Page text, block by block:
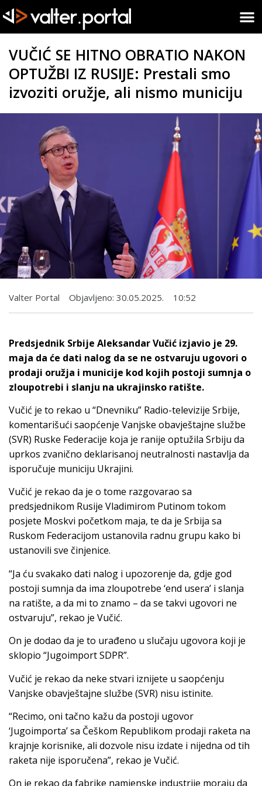
VUČIĆ SE HITNO OBRATIO NAKON
OPTUŽBI IZ RUSIJE: Prestali smo
izvoziti oružje, ali nismo municiju
Valter Portal Objavljeno: 30.05.2025. 10:52
Predsjednik Srbije Aleksandar Vučić izjavio je 29.
maja da će dati nalog da se ne ostvaruju ugovori o
prodaji oružja i municije kod kojih postoji sumnja o
zloupotrebi i slanju na ukrajinsko ratište.
Vučić je to rekao u “Dnevniku” Radio-televizije Srbije,
komentarišući saopćenje Vanjske obavještajne službe
(SVR) Ruske Federacije koja je ranije optužila Srbiju da
uprkos zvanično deklarisanoj neutralnosti nastavlja da
isporučuje municiju Ukrajini.
Vučić je rekao da je o tome razgovarao sa
predsjednikom Rusije Vladimirom Putinom tokom
posjete Moskvi početkom maja, te da je Srbija sa
Ruskom Federacijom ustanovila radnu grupu kako bi
ustanovili sve činjenice.
“Ja ću svakako dati nalog i upozorenje da, gdje god
postoji sumnja da ima zloupotrebe ‘end usera’ i slanja
na ratište, a da mi to znamo – da se takvi ugovori ne
ostvaruju”, rekao je Vučić.
On je dodao da je to urađeno u slučaju ugovora koji je
sklopio “Jugoimport SDPR”.
Vučić je rekao da neke stvari iznijete u saopćenju
Vanjske obavještajne službe (SVR) nisu istinite.
“Recimo, oni tačno kažu da postoji ugovor
‘Jugoimporta’ sa Češkom Republikom prodaji raketa na
krajnje korisnike, ali dozvole nisu izdate i nijedna od tih
raketa nije isporučena”, rekao je Vučić.
On je rekao da fabrike namjenske industrije moraju da